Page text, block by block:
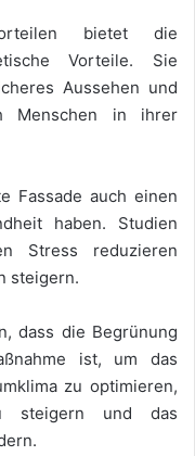
bietet die
Vorteile. Sie
Aussehen und
Menschen in ihrer
Fassade auch einen
haben. Studien
Stress reduzieren
steigern.
dass die Begrünung
ist, um das
zu optimieren,
steigern und das